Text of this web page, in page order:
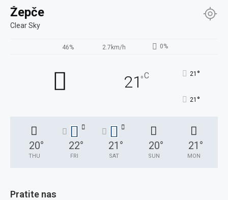
Žepče
Clear Sky
46% 2.7km/h 0%
21°C 21 °
21 °
20°
THU
22°
FRI
21 °
SAT
20°
SUN
21 °
MON
Pratite nas